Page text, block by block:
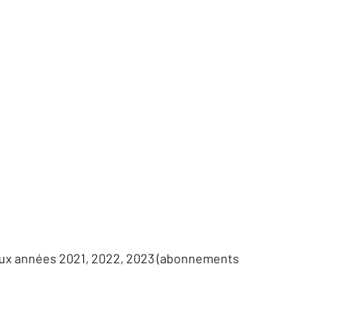
années 2021, 2022, 2023 (abonnements